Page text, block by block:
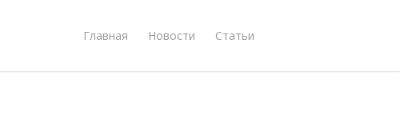
Главная Новости Статьи